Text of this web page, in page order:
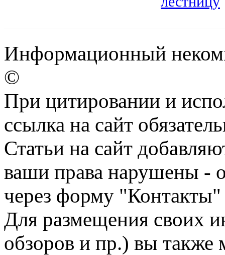
Информационный
©
При цитировании и
ссылка на сайт
Статьи на сайт
ваши права нарушены -
через форму "Контакты"
Для размещения своих
обзоров и пр.) вы также